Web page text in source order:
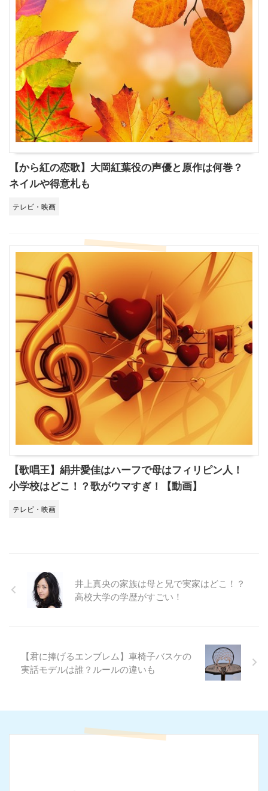
【から紅の恋歌】大岡紅葉役の声優と原作は何巻？
ネイルや得意札も
テレビ・映画
【歌唱王】絹井愛佳はハーフで母はフィリピン人！
小学校はどこ！？歌がウマすぎ！【動画】
テレビ・映画
井上真央の家族は母と兄で実家はどこ！？
高校大学の学歴がすごい！
【君に捧げるエンブレム】車椅子バスケの
実話モデルは誰？ルールの違いも